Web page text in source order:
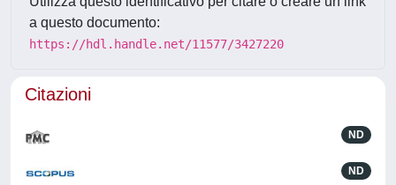
a questo documento:
https://hdl.handle.net/11577/3427220
Citazioni
ND
ND